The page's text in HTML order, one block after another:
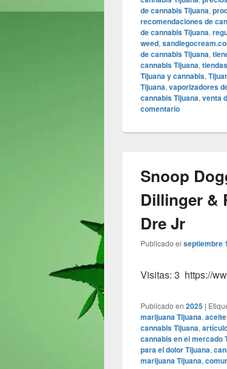
de cannabis Tijuana,
recomendaciones de
de cannabis Tijuana,
weed,
de cannabis Tijuana,
cannabis Tijuana,
Tijuana y cannabis,
Tijuana, vaporizadores
cannabis Tijuana, venta
comentario
Snoop
Dillinger &
Dre Jr
Publicado el septiembre
Visitas: 3 https://
Publicado en 2025 |
marijuana Tijuana,
cannabis Tijuana,
cannabis en el mercado
para el dolor Tijuana,
marijuana Tijuana,